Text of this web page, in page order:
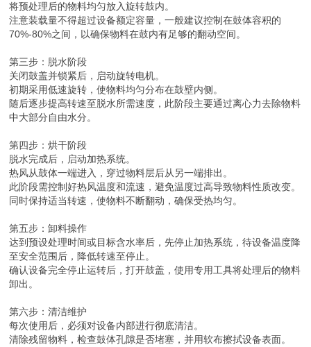
将预处理后的物料均匀放入旋转鼓内。
注意装载量不得超过设备额定容量，一般建议控制在鼓体容积的
70%-80%之间，以确保物料在鼓内有足够的翻动空间。
第三步：脱水阶段
关闭鼓盖并锁紧后，启动旋转电机。
初期采用低速旋转，使物料均匀分布在鼓壁内侧。
随后逐步提高转速至脱水所需速度，此阶段主要通过离心力去除物料
中大部分自由水分。
第四步：烘干阶段
脱水完成后，启动加热系统。
热风从鼓体一端进入，穿过物料层后从另一端排出。
此阶段需控制好热风温度和流速，避免温度过高导致物料性质改变。
同时保持适当转速，使物料不断翻动，确保受热均匀。
第五步：卸料操作
达到预设处理时间或目标含水率后，先停止加热系统，待设备温度降
至安全范围后，降低转速至停止。
确认设备完全停止运转后，打开鼓盖，使用专用工具将处理后的物料
卸出。
第六步：清洁维护
每次使用后，必须对设备内部进行彻底清洁。
清除残留物料，检查鼓体孔隙是否堵塞，并用软布擦拭设备表面。